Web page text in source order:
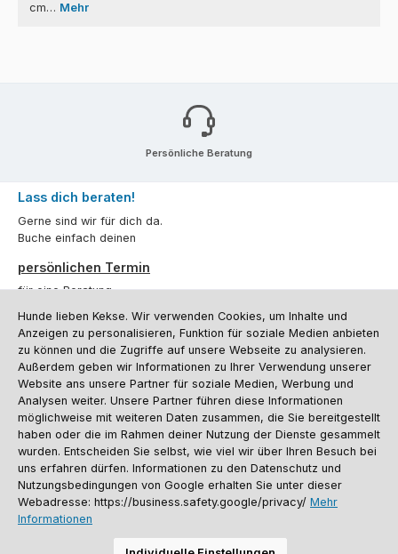
cm… Mehr
Persönliche Beratung
Lass dich beraten!
Gerne sind wir für dich da.
Buche einfach deinen
persönlichen Termin
für eine Beratung.
Oder über unserKontaktformular.
Vertrag widerrufen
Kundenservice
Informationen
Social Media und Kontakt
Versandinformationen
Batterieentsorgung
Warenrücksendung Sporthund Katalog
Hunde lieben Kekse. Wir verwenden Cookies, um Inhalte und
Anzeigen zu personalisieren, Funktion für soziale Medien anbieten
zu können und die Zugriffe auf unsere Webseite zu analysieren.
Außerdem geben wir Informationen zu Ihrer Verwendung unserer
Website ans unsere Partner für soziale Medien, Werbung und
Analysen weiter. Unsere Partner führen diese Informationen
möglichweise mit weiteren Daten zusammen, die Sie bereitgestellt
haben oder die im Rahmen deiner Nutzung der Dienste gesammelt
wurden. Entscheiden Sie selbst, wie viel wir über Ihren Besuch bei
uns erfahren dürfen. Informationen zu den Datenschutz und
Nutzungsbedingungen von Google erhalten Sie unter dieser
Webadresse: https://business.safety.google/privacy/ Mehr
Informationen